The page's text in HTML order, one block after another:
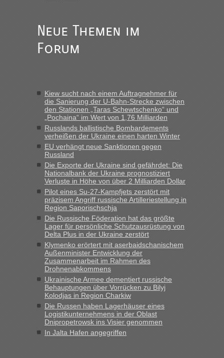
fast 11 Milliarden aufgedeckt
„Am besten wäre natürlich, wenn die Frau mit dabei ist.
Alleinreisende Männer stehen schließlich immer unter
Milliarden aufgedeckt
„Kein Zoll. Du musst an sich nur sagen dass das privat ist
und du nicht damit handeln willst. So lange das nicht
Originalverpackt ist und ersichlich das nicht neu sollte es
keine Probleme geben“
Recht, Visa und Dokumente • Deklaration
gebrauchter Kleidung beim Zoll
„Hallo Leute, ich weiß nicht, ob ich hier richtig bin mit meiner
Anfrage. Ich möchte 4 Umzugskartons mit gebrauchter
Straßen Kleidung bei der Einreise in die Ukraine
mitnehmen. Es ist gebrauchte Kleidung...“
Berichte und Reisetipps • Re: An welchem
Grenzübergang zwischen Polen und der Ukraine geht es am
schnellsten?
„Wir sind mit unserem Wohnmobil, wie geplant am Montag
15.6. in Krakovets rüber. Sehr zeitig los gegen 5 Uhr in der
Früh. Mit sehr sehr wenig Verkehr, super bis zur Grenze. Nur
8 PKW vor der Schranke....“
Berichte und Reisetipps • Re: An welchem
Grenzübergang zwischen Polen und der Ukraine geht es am
schnellsten?
Neue Themen im
Forum
Kiew sucht nach einem Auftragnehmer für
die Sanierung der U-Bahn-Strecke zwischen
den Stationen „Taras Schewtschenko“ und
„Pochaina“ im Wert von 1,76 Milliarden
Russlands ballistische Bombardements
verheißen der Ukraine einen harten Winter
EU verhängt neue Sanktionen gegen
Russland
Die Exporte der Ukraine sind gefährdet: Die
Nationalbank der Ukraine prognostiziert
Verluste in Höhe von über 2 Milliarden Dollar
Pilot eines Su-27-Kampfjets zerstört mit
präzisem Angriff russische Artilleriestellung in
Region Saporischschja
Die Russische Föderation hat das größte
Lager für persönliche Schutzausrüstung von
Delta Plus in der Ukraine zerstört
Klymenko erörtert mit aserbaidschanischem
Außenminister Entwicklung der
Zusammenarbeit im Rahmen des
Drohnenabkommens
Ukrainische Armee dementiert russische
Behauptungen über Vorrücken zu Bilyj
Kolodjas in Region Charkiw
Die Russen haben Lagerhäuser eines
Logistikunternehmens in der Oblast
Dnipropetrowsk ins Visier genommen
In Jalta Hafen angegriffen